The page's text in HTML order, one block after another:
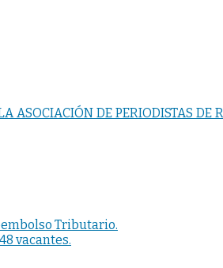
ASOCIACIÓN DE PERIODISTAS
Tributario.
vacantes.